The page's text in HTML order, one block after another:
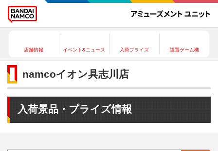
店舗情報 イベント&ニュース 入荷プライズ 設置ゲーム機
namcoイオン具志川店
入荷景品・プライズ情報